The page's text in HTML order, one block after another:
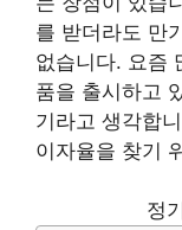
를 받더라도 만
없습니다. 요즘
품을 출시하고
기라고 생각합
이자율을 찾기
정